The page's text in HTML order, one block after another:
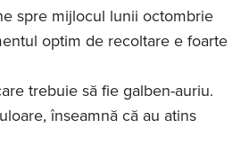
spre mijlocul lunii octombrie
optim de recoltare e foarte
trebuie să fie galben-auriu.
înseamnă că au atins